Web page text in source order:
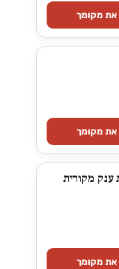
את מקומך
את מקומך
מקורית
את מקומך